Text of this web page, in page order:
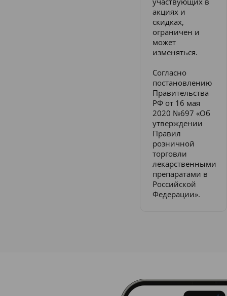
акциях и
скидках,
ограничен и
может
изменяться.
Согласно
постановлению
Правительства
РФ от 16 мая
2020 №697 «Об
утверждении
Правил
розничной
торговли
лекарственными
препаратами в
Российской
Федерации».